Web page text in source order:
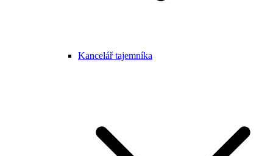
Kancelář tajemníka